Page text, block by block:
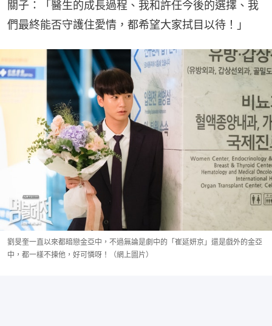
關子：「醫生的成長過程、我和許任今後的選擇、我
們最終能否守護住愛情，都希望大家拭目以待！」
劉旻奎一直以來都暗戀金亞中，不過無論是劇中的「崔延妍京」還是戲外的金亞
中，都一樣不揀他，好可憐呀！（網上圖片）